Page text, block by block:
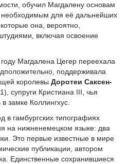
обучил Магдалену основам
для её дальнейших
она, вероятно,
включая освоение
Магдалена Цегер переехала
поддерживала
королевы Доротеи Саксен-
супруги Кристиана III, чья
замке Коллингхус.
в гамбургских типографиях
на нижненемецком языке: два
Это первые известные в мире
публикации, автором
Единственные сохранившиеся